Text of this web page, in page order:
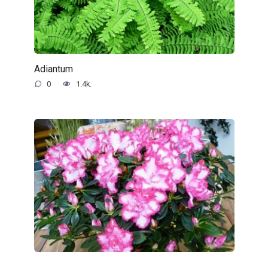
Adiantum
0 1.4k.